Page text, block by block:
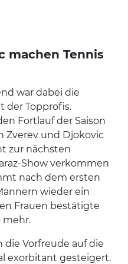
machen Tennis
war dabei die
der Topprofis.
Fortlauf der Saison
Zverev und Djokovic
zur nächsten
Show verkommen
nach dem ersten
wieder ein
Frauen bestätigte
mehr.
die Vorfreude auf die
exorbitant gesteigert.